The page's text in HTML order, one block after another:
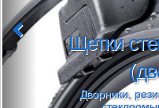
Щетки
Дворники,